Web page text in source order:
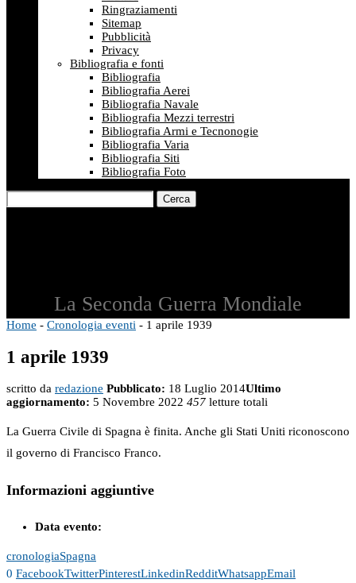
Ringraziamenti
Sitemap
Pubblicità
Privacy
Bibliografia e fonti
Bibliografia
Bibliografia Aerei
Bibliografia Navale
Bibliografia Mezzi terrestri
Bibliografia Armi e Tecnonogie
Bibliografia Varia
Bibliografia Siti
Bibliografia Foto
Cerca
La Seconda Guerra Mondiale
Home - Cronologia eventi - 1 aprile 1939
1 aprile 1939
scritto da redazione Pubblicato: 18 Luglio 2014Ultimo
aggiornamento: 5 Novembre 2022 457 letture totali
La Guerra Civile di Spagna è finita. Anche gli Stati Uniti riconoscono
il governo di Francisco Franco.
Informazioni aggiuntive
Data evento:
cronologiaSpagna
0 FacebookTwitterPinterestLinkedinRedditWhatsappEmail